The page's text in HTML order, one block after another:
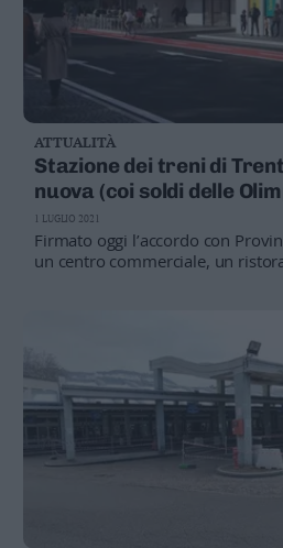
ATTUALITÀ
Stazione dei treni di
nuova (coi soldi delle
milioni)
Firmato oggi l’accordo con
un centro commerciale, un
1 LUGLIO 2021